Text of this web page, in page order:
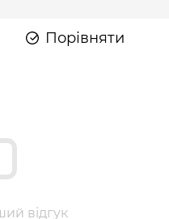
Порівняти
відгук